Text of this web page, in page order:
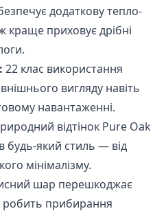
додаткову тепло-
краще приховує дрібні
22 клас використання
вигляду навіть
навантаженні.
відтінок Pure Oak
будь-який стиль — від
мінімалізму.
шар перешкоджає
прибирання